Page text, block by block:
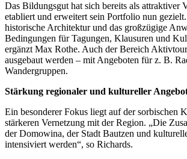
Das Bildungsgut hat sich bereits als attraktiver
etabliert und erweitert sein Portfolio nun
historische Architektur und das großzügige
Bedingungen für Tagungen, Klausuren und
ergänzt Max Rothe. Auch der Bereich
ausgebaut werden – mit Angeboten für z. B.
Wandergruppen.
Stärkung regionaler und kultureller
Ein besonderer Fokus liegt auf der sorbischen
stärkeren Vernetzung mit der Region. „Die
der Domowina, der Stadt Bautzen und
intensiviert werden“, so Richards.